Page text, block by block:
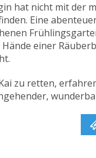
hat nicht mit der
Eine
einer
zu retten,